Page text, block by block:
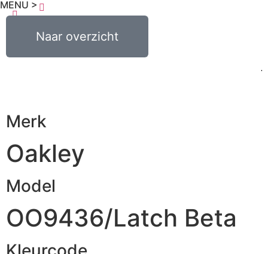
MENU >
Naar overzicht
0,00 0
Merk
Oakley
Model
OO9436/Latch Beta